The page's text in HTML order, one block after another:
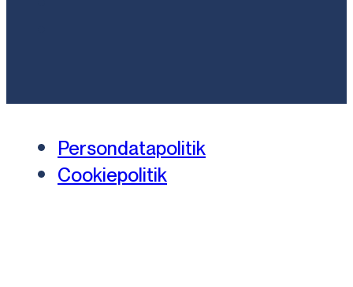
Persondatapolitik
Cookiepolitik